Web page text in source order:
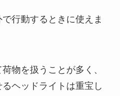
行動するときに使えま
物を扱うことが多く、
ヘッドライトは重宝し